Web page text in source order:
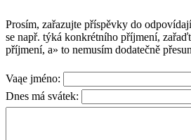
Prosím, zařazujte příspěvky do
se např. týká konkrétního příjmení,
příjmení, a» to nemusím dodatečně
Vaąe jméno:
Dnes má svátek: